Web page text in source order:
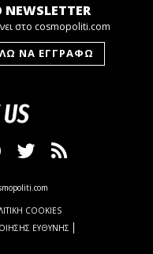
στο cosmopoliti.com
COOKIES
ΕΥΘΥΝΗΣ